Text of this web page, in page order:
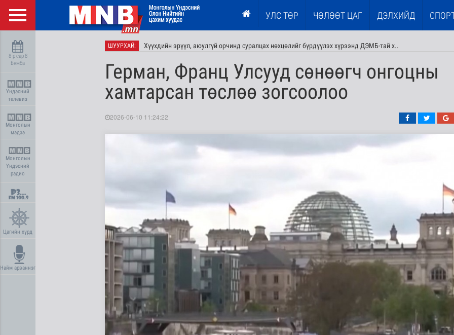
УЛС ТӨР ЧӨЛӨӨТ ЦАГ ДЭЛХИЙД
8-р сар 8
Бямба
Үндэсний
телевиз
Монголын
мэдээ
Монголын
Үндэсний
радио
Цагийн хүрд
Найм арваннэг
ШУУРХАЙ: Хүүхдийн эрүүл, аюулгүй орчинд суралцах нөхцөлийг бүрдүүлэх хүрээнд ДЭМБ-тай х..
“COP Time”-ийн өргөтгөсөн хуралдаан болж байна
Герман, Франц Улсууд сөнөөгч онгоцны
хамтарсан төслөө зогсоолоо
2026-06-10 11:24:22